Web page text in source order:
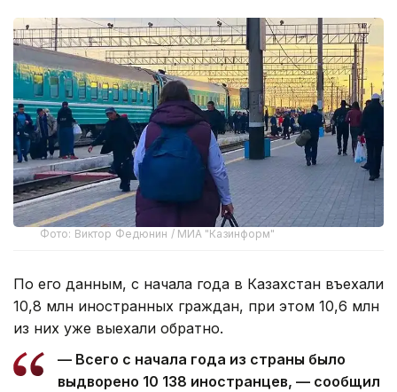
Фото: Виктор Федюнин / МИА "Казинформ"
По его данным, с начала года в Казахстан въехали
10,8 млн иностранных граждан, при этом 10,6 млн
из них уже выехали обратно.
— Всего с начала года из страны было
выдворено 10 138 иностранцев, — сообщил